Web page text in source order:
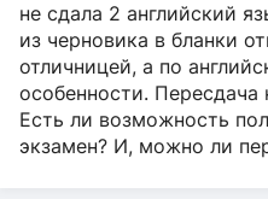
не сдала 2 английский
из черновика в бланки
отличницей, а по
особенности. Пересдача
Есть ли возможность
экзамен? И, можно ли